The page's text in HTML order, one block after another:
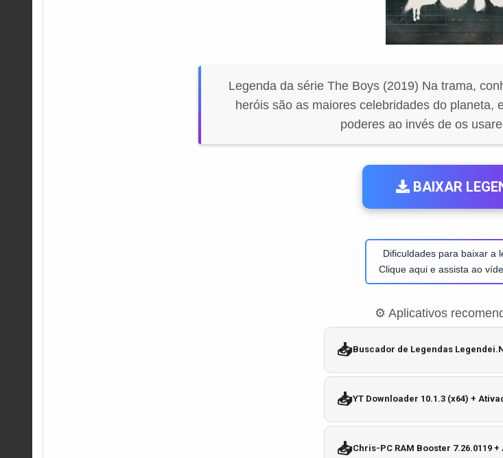
Legenda da série The Boys (2019) Na trama,
heróis são as maiores celebridades do planeta,
poderes ao invés de os
BAIXAR
Dificuldades para baixar a
Clique aqui e assista ao
⚙️ Aplicativos
📥Buscador de Legendas
📥YT Downloader 10.1.3 (x64) +
📥Chris-PC RAM Booster 7.26.0119